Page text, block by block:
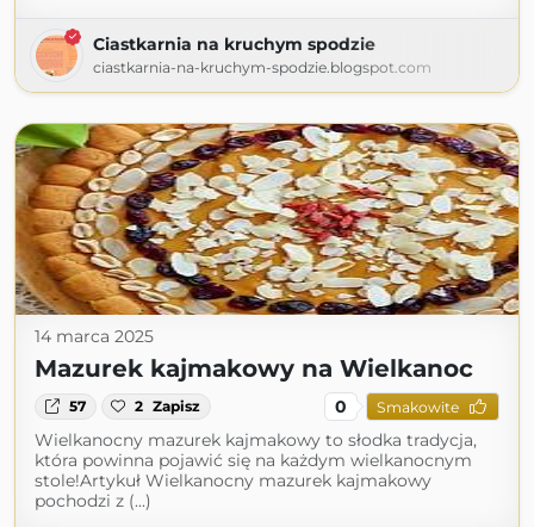
Ciastkarnia na kruchym spodzie
ciastkarnia-na-kruchym-spodzie.blogspot.com
14 marca 2025
Mazurek kajmakowy na Wielkanoc
57 2 Zapisz 0 Smakowite
Wielkanocny mazurek kajmakowy to słodka tradycja,
która powinna pojawić się na każdym wielkanocnym
stole!Artykuł Wielkanocny mazurek kajmakowy
pochodzi z (...)